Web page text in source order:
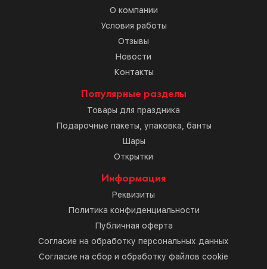
О компании
Условия работы
Отзывы
Новости
Контакты
Популярные разделы
Товары для праздника
Подарочные пакеты, упаковка, банты
Шары
Открытки
Информация
Реквизиты
Политика конфиденциальности
Публичная оферта
Согласие на обработку персональных данных
Согласие на сбор и обработку файлов cookie